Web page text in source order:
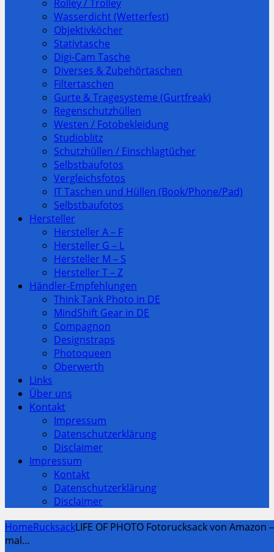
Rolley / Trolley
Wasserdicht (Wetterfest)
Objektivköcher
Stativtasche
Digi-Cam Tasche
Diverses & Zubehörtaschen
Filtertaschen
Gurte & Tragesysteme (Gurtfreak)
Regenschutzhüllen
Westen / Fotobekleidung
Studioblitz
Schutzhüllen / Einschlagtücher
Selbstbaufotos
Vergleichsfotos
IT Taschen und Hüllen (Book/Phone/Pad)
Selbstbaufotos
Hersteller
Hersteller A – F
Hersteller G – L
Hersteller M – S
Hersteller T – Z
Händler-Empfehlungen
Think Tank Photo in DE
MindShift Gear in DE
Compagnon
Designstraps
Photoqueen
Oberwerth
Links
Über uns
Kontakt
Impressum
Datenschutzerklärung
Disclaimer
Impressum
Kontakt
Datenschutzerklärung
Disclaimer
HomeRucksackLIFE OF PHOTO Fotorucksack von Amazon –
mal…